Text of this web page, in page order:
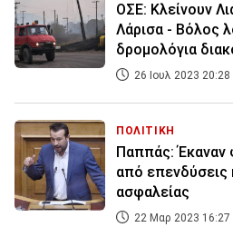
ΟΣΕ: Κλείνουν
Λάρισα - Βόλος
δρομολόγια
26 Ιουλ 2023 20:28
ΠΟΛΙΤΙΚΗ
Παππάς: Έκαναν
από επενδύσεις
ασφαλείας
22 Μαρ 2023 16:27